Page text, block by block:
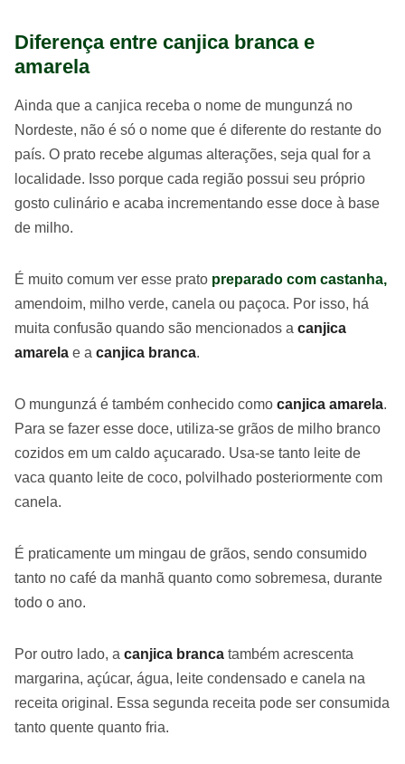
Diferença entre canjica branca e
amarela
Ainda que a canjica receba o nome de mungunzá no
Nordeste, não é só o nome que é diferente do restante do
país. O prato recebe algumas alterações, seja qual for a
localidade. Isso porque cada região possui seu próprio
gosto culinário e acaba incrementando esse doce à base
de milho.
É muito comum ver esse prato preparado com castanha,
amendoim, milho verde, canela ou paçoca. Por isso, há
muita confusão quando são mencionados a canjica
amarela e a canjica branca.
O mungunzá é também conhecido como canjica amarela.
Para se fazer esse doce, utiliza-se grãos de milho branco
cozidos em um caldo açucarado. Usa-se tanto leite de
vaca quanto leite de coco, polvilhado posteriormente com
canela.
É praticamente um mingau de grãos, sendo consumido
tanto no café da manhã quanto como sobremesa, durante
todo o ano.
Por outro lado, a canjica branca também acrescenta
margarina, açúcar, água, leite condensado e canela na
receita original. Essa segunda receita pode ser consumida
tanto quente quanto fria.